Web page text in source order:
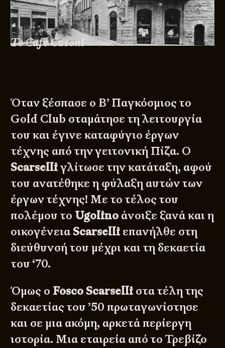
Το Cafe Casoni
Όταν ξέσπασε ο Β’ Παγκόσμιος το
Gold Club σταμάτησε τη λειτουργία
του και έγινε καταφύγιο έργων
τέχνης από την γειτονική Πίζα. Ο
Scarselliγλίτωσε την κατάταξη, αφού
του ανατέθηκε η φύλαξη αυτών των
έργων τέχνης! Με το τέλος του
πολέμου το Ugolino άνοιξε ξανά και η
οικογένεια Scarselli επανήλθε στη
διεύθυνσή του μέχρι και τη δεκαετία
του ‘70.
Όμως ο Fosco Scarselli στα τέλη της
δεκαετίας του ’50 πρωταγωνίστησε
και σε μια ακόμη, αρκετά περίεργη
ιστορία. Μια εταιρεία από το Τρεβίζο